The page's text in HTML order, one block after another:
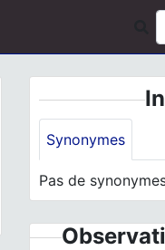
Synonymes
Pas de